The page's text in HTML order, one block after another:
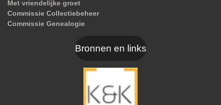
Met vriendelijke groet
Commissie Collectiebeheer
Commissie Genealogie
Bronnen en links